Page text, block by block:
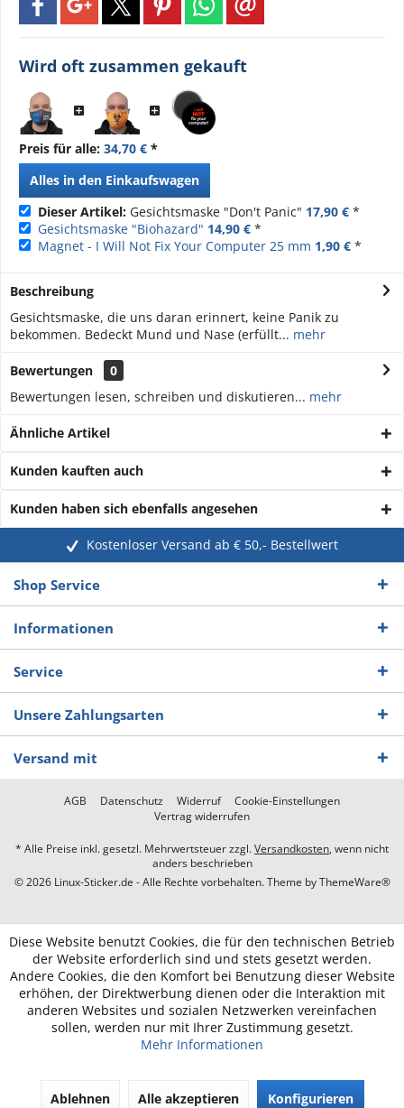
Wird oft zusammen gekauft
Preis für alle: 34,70 € *
Alles in den Einkaufswagen
Dieser Artikel: Gesichtsmaske "Don't Panic" 17,90 € *
Gesichtsmaske "Biohazard" 14,90 € *
Magnet - I Will Not Fix Your Computer 25 mm 1,90 € *
Beschreibung
Gesichtsmaske, die uns daran erinnert, keine Panik zu
bekommen. Bedeckt Mund und Nase (erfüllt... mehr
Bewertungen
0
Bewertungen lesen, schreiben und diskutieren... mehr
Ähnliche Artikel
Kunden kauften auch
Kunden haben sich ebenfalls angesehen
Kostenloser Versand ab € 50,- Bestellwert
Shop Service
Informationen
Service
Unsere Zahlungsarten
Versand mit
AGB Datenschutz Widerruf
Cookie-Einstellungen
Vertrag widerrufen
* Alle Preise inkl. gesetzl. Mehrwertsteuer zzgl.Versandkosten, wenn nicht
anders beschrieben
© 2026 Linux-Sticker.de - Alle Rechte vorbehalten. Theme byThemeWare®
Diese Website benutzt Cookies, die für den technischen Betrieb
der Website erforderlich sind und stets gesetzt werden.
Andere Cookies, die den Komfort bei Benutzung dieser Website
erhöhen, der Direktwerbung dienen oder die Interaktion mit
anderen Websites und sozialen Netzwerken vereinfachen
sollen, werden nur mit Ihrer Zustimmung gesetzt.
Mehr Informationen
Ablehnen Alle akzeptieren Konfigurieren